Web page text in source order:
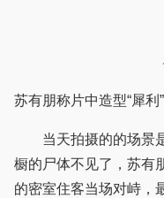
苏有朋称片中造型“犀利
当天拍摄的的场景是
橱的尸体不见了，苏有
的密室住客当场对峙，